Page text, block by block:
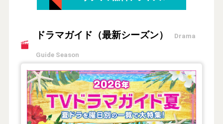
ドラマガイド（最新シーズン） Drama
Guide Season
【2026年夏】TVドラマガイド